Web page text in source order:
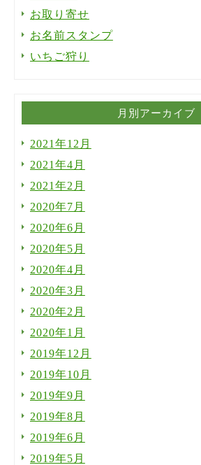
お取り寄せ
お名前スタンプ
いちご狩り
月別アーカイブ
2021年12月
2021年4月
2021年2月
2020年7月
2020年6月
2020年5月
2020年4月
2020年3月
2020年2月
2020年1月
2019年12月
2019年10月
2019年9月
2019年8月
2019年6月
2019年5月